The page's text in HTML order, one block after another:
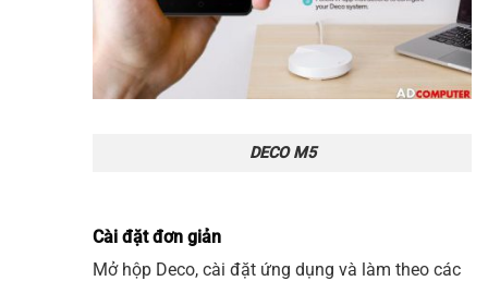
DECO M5
Cài đặt đơn giản
Mở hộp Deco, cài đặt ứng dụng và làm theo các